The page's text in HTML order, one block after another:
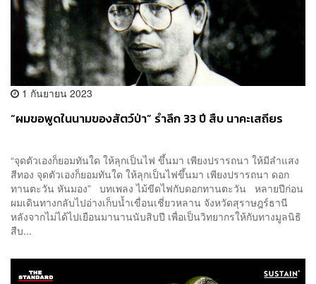
1 กันยายน 2023
“ผมขอพูดในนามของสัตว์ป่า” รำลึก 33 ปี สืบ นาคะเสถียร
“จุดตัวเองก็ยอมทันใด ให้ลุกเป็นไฟ ขึ้นมา เพียงปรารถนา ให้มีลำแสง
สีทอง จุดตัวเองก็ยอมทันใด ให้ลุกเป็นไฟขึ้นมา เพียงปรารถนา ดอก
ทานตะวัน หันมอง” บทเพลง ไม้ขีดไฟกับดอกทานตะวัน หลายปีก่อน
ผมเดินทางกลับไปอ่างเก็บน้ำเขื่อนเชี่ยวหลาน จังหวัดสุราษฎร์ธานี
หลังจากไม่ได้ไปเยือนมานานนับสิบปี เพื่อเป็นวิทยากรให้กับทางมูลนิธิ
สืบ...